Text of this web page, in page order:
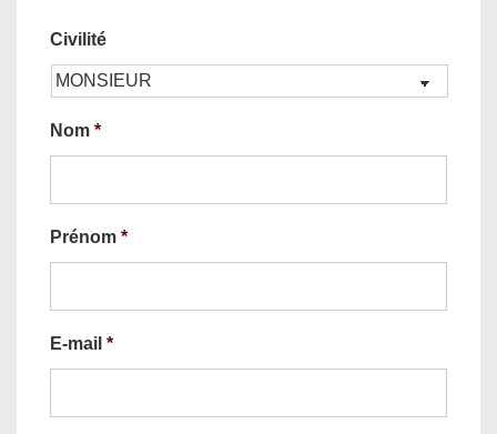
Civilité
Nom *
Prénom *
E-mail *